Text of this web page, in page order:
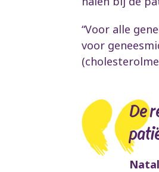
“Voor alle
voor
De